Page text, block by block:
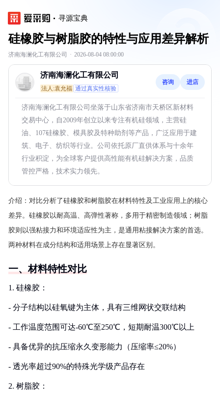
寻源宝典
硅橡胶与树脂胶的特性与应用差异解析
济南海澜化工有限公司 · 2026-08-04 08:00:00
济南海澜化工有限公司
法人:袁允福 通过真实性核验
咨询 进店
济南海澜化工有限公司坐落于山东省济南市天桥区新材料
交易中心，自2009年创立以来专注有机硅领域，主营硅
油、107硅橡胶、模具胶及特种助剂等产品，广泛应用于建
筑、电子、纺织等行业。公司依托原厂直供体系与十余年
行业积淀，为全球客户提供高性能有机硅解决方案，品质
管控严格，技术实力领先。
介绍： 对比分析了硅橡胶和树脂胶在材料特性及工业应用上的核心
差异。硅橡胶以耐高温、高弹性著称，多用于精密制造领域；树脂
胶则以强粘接力和环境适应性为主，是通用粘接解决方案的首选。
两种材料在成分结构和适用场景上存在显著区别。
一、材料特性对比
1. 硅橡胶：
- 分子结构以硅氧键为主体，具有三维网状交联结构
- 工作温度范围可达-60℃至250℃，短期耐温300℃以上
- 具备优异的抗压缩永久变形能力（压缩率≤20%）
- 透光率超过90%的特殊光学级产品存在
2. 树脂胶：